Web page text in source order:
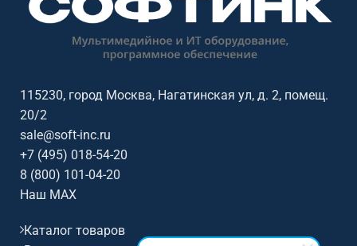
115230, город Москва, Нагатинская ул, д. 2, помещ.
20/2
sale@soft-inc.ru
+7 (495) 018-54-20
8 (800) 101-04-20
Наш MAX
Каталог товаров